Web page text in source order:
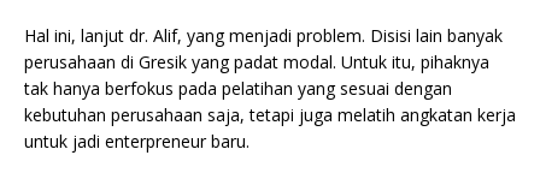
Hal ini, lanjut dr. Alif, yang menjadi problem. Disisi lain banyak
perusahaan di Gresik yang padat modal. Untuk itu, pihaknya
tak hanya berfokus pada pelatihan yang sesuai dengan
kebutuhan perusahaan saja, tetapi juga melatih angkatan kerja
untuk jadi enterpreneur baru.